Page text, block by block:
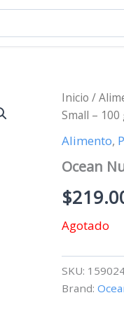
Inicio /
Small – 100
Alimento,
Ocean
$
Agotado
SKU:
Brand: